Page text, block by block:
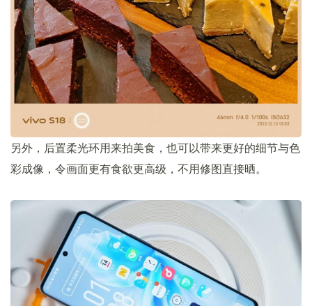
另外，后置柔光环用来拍美食，也可以带来更好的细节与色
彩成像，令画面更有食欲更高级，不用修图直接晒。